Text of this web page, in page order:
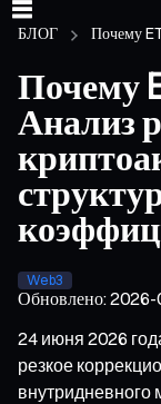
БЛОГ Почему
Почему
Анализ
Web3
Обновлено:2026-
24 июня 2026
резкое
внутридневного